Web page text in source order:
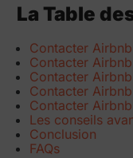
La Table
Contacter
Contacter
Contacter
Contacter
Contacter
Les conseils
Conclusion
FAQs